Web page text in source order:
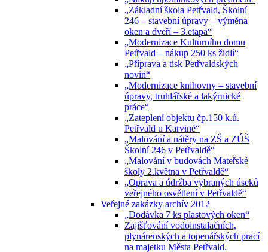
„Základní škola Petřvald, Školní
246 – stavební úpravy – výměna
oken a dveří – 3.etapa“
„Modernizace Kulturního domu
Petřvald – nákup 250 ks židlí“
„Příprava a tisk Petřvaldských
novin“
„Modernizace knihovny – stavební
úpravy, truhlářské a lakýrnické
práce“
„Zateplení objektu čp.150 k.ú.
Petřvald u Karviné“
„Malování a nátěry na ZŠ a ZÚŠ
Školní 246 v Petřvaldě“
„Malování v budovách Mateřské
školy 2.května v Petřvaldě“
„Oprava a údržba vybraných úseků
veřejného osvětlení v Petřvaldě“
Veřejné zakázky archív 2012
„Dodávka 7 ks plastových oken“
Zajišťování vodoinstalačních,
plynárenských a topenářských prací
na majetku Města Petřvald.